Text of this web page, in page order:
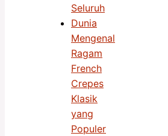
Mengenal
Ragam
French
Crepes
Klasik
yang
Populer